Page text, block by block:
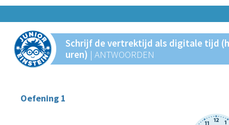
Schrijf de vertrektijd als digitale tijd
uren) | ANTWOORDEN
Oefening 1